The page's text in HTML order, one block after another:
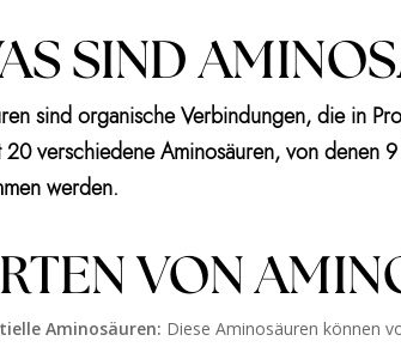
SIND
sind organische Verbindungen, die in
20 verschiedene Aminosäuren, von denen
werden.
VON
Aminosäuren: Diese Aminosäuren können